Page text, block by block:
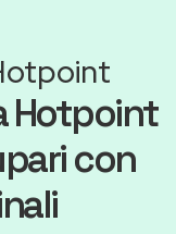
Hotpoint
con